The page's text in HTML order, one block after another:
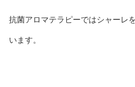
抗菌アロマテラピーではシャーレ
います。